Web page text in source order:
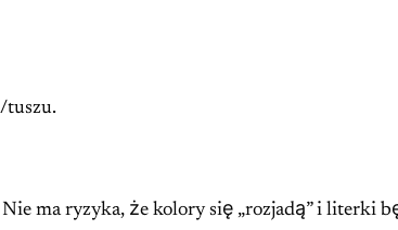
tuszu.
ma ryzyka, że kolory się „rozjadą” i literki